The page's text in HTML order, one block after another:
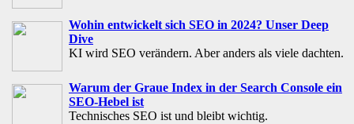
Wohin entwickelt sich SEO in 2024? Unser Deep
Dive
KI wird SEO verändern. Aber anders als viele dachten.
Warum der Graue Index in der Search Console ein
SEO-Hebel ist
Technisches SEO ist und bleibt wichtig.